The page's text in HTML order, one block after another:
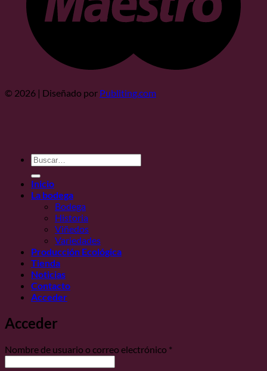
© 2026 | Diseñado por Publiting.com
Buscar
por:
Inicio
La bodega
Bodega
Historia
Viñedos
Variedades
Producción Ecológica
Tienda
Noticias
Contacto
Acceder
Acceder
Nombre de usuario o correo electrónico *Obligatorio